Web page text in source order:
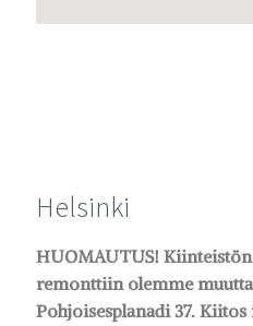
Helsinki
HUOMAUTUS!
remonttiin olemme
Pohjoisesplanadi 37.